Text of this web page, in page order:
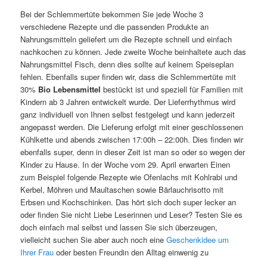
Bei der Schlemmertüte bekommen Sie jede Woche 3
verschiedene Rezepte und die passenden Produkte an
Nahrungsmitteln geliefert um die Rezepte schnell und einfach
nachkochen zu können. Jede zweite Woche beinhaltete auch das
Nahrungsmittel Fisch, denn dies sollte auf keinem Speiseplan
fehlen. Ebenfalls super finden wir, dass die Schlemmertüte mit
30% Bio Lebensmittel bestückt ist und speziell für Familien mit
Kindern ab 3 Jahren entwickelt wurde. Der Lieferrhythmus wird
ganz individuell von Ihnen selbst festgelegt und kann jederzeit
angepasst werden. Die Lieferung erfolgt mit einer geschlossenen
Kühlkette und abends zwischen 17:00h – 22:00h. Dies finden wir
ebenfalls super, denn in dieser Zeit ist man so oder so wegen der
Kinder zu Hause. In der Woche vom 29. April erwarten Einen
zum Beispiel folgende Rezepte wie Ofenlachs mit Kohlrabi und
Kerbel, Möhren und Maultaschen sowie Bärlauchrisotto mit
Erbsen und Kochschinken. Das hört sich doch super lecker an
oder finden Sie nicht Liebe Leserinnen und Leser? Testen Sie es
doch einfach mal selbst und lassen Sie sich überzeugen,
vielleicht suchen Sie aber auch noch eineGeschenkidee um
Ihrer Frau oder besten Freundin den Alltag einwenig zu